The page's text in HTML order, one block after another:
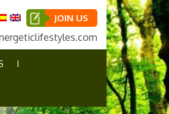
JOIN US